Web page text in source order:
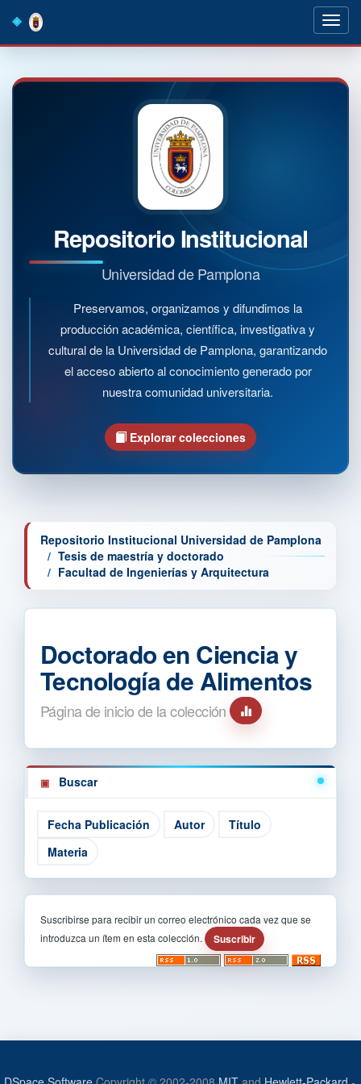
navigation
Repositorio Institucional
Universidad de Pamplona
Preservamos, organizamos y difundimos la
producción académica, científica, investigativa y
cultural de la Universidad de Pamplona, garantizando
el acceso abierto al conocimiento generado por
nuestra comunidad universitaria.
Explorar colecciones
Repositorio Institucional Universidad de Pamplona
Tesis de maestría y doctorado
Facultad de Ingenierías y Arquitectura
Doctorado en Ciencia y
Tecnología de Alimentos
Página de inicio de la colección
Buscar
Suscribirse para recibir un correo electrónico cada vez que se
introduzca un ítem en esta colección.